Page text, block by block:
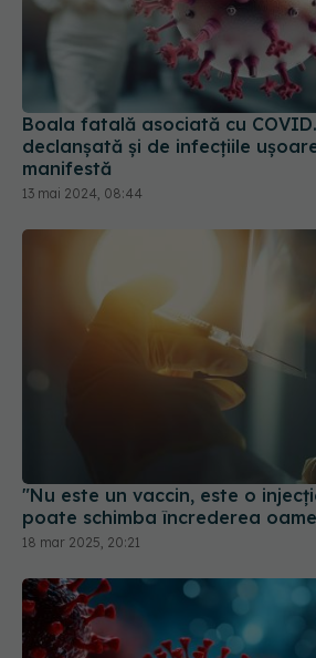
Boala fatală asociată cu
declanșată și de infecțiile
manifestă
13 mai 2024, 08:44
"Nu este un vaccin, este o
poate schimba încrederea
18 mar 2025, 20:21